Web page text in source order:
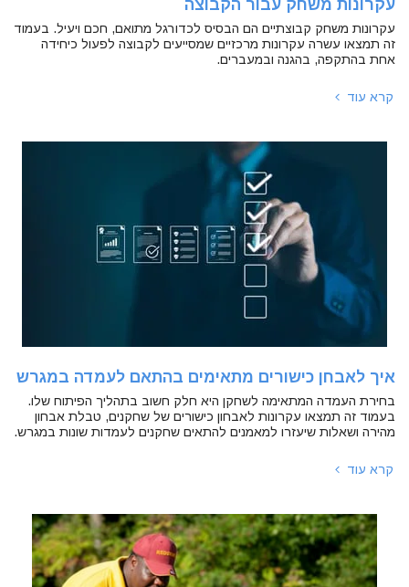
עקרונות משחק עבור הקבוצה
עקרונות משחק קבוצתיים הם הבסיס לכדורגל מתואם, חכם ויעיל. בעמוד
זה תמצאו עשרה עקרונות מרכזיים שמסייעים לקבוצה לפעול כיחידה
אחת בהתקפה, בהגנה ובמעברים.
קרא עוד
איך לאבחן כישורים מתאימים בהתאם לעמדה במגרש
בחירת העמדה המתאימה לשחקן היא חלק חשוב בתהליך הפיתוח שלו.
בעמוד זה תמצאו עקרונות לאבחון כישורים של שחקנים, טבלת אבחון
מהירה ושאלות שיעזרו למאמנים להתאים שחקנים לעמדות שונות במגרש.
קרא עוד